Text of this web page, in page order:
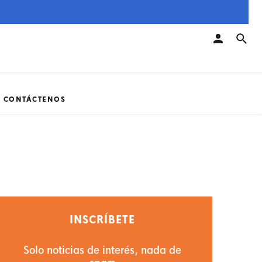
CONTÁCTENOS
INSCRÍBETE
Solo noticias de interés, nada de